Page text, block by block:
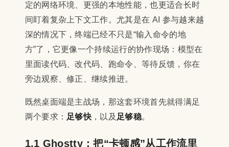
定的网络环境、更强的本地性能，也更适合长时
间盯着复杂上下文工作。尤其是在 AI 参与越来越
深的情况下，终端已经不只是“输入命令的地
方”了，它更像一个持续运行的协作现场：模型在
里面读代码、改代码、跑命令、等待反馈，你在
旁边观察、修正、继续推进。
既然桌面端是主战场，那这套环境首先就得满足
两个要求： 足够快 ，以及 足够稳。
1.1 Ghostty：把“卡顿感”从工作流里